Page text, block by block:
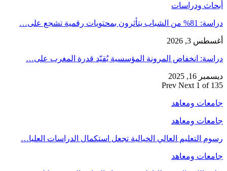
أبحاث ودراسات
دراسة: 81% من الشباب يتأثرون بمحتويات رقمية تشجع على…
أغسطس 3, 2026
دراسة: انخفاض المرونة المؤسسية يُقيّد قدرة المغرب على…
ديسمبر 16, 2025
Prev Next 1 of 135
جامعات ومعاهد
جامعات ومعاهد
رسوم التعليم العالي الخيالية تجعل استكمال الدراسات العليا…
جامعات ومعاهد